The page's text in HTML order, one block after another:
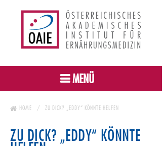
MENÜ
HOME ZU DICK? „EDDY“ KÖNNTE HELFEN
ZU DICK? „EDDY“ KÖNNTE